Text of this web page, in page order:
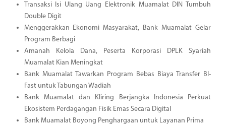
Transaksi Isi Ulang Uang Elektronik Muamalat DIN Tumbuh
Double Digit
Menggerakkan Ekonomi Masyarakat, Bank Muamalat Gelar
Program Berbagi
Amanah Kelola Dana, Peserta Korporasi DPLK Syariah
Muamalat Kian Meningkat
Bank Muamalat Tawarkan Program Bebas Biaya Transfer BI-
Fast untuk Tabungan Wadiah
Bank Muamalat dan Kliring Berjangka Indonesia Perkuat
Ekosistem Perdagangan Fisik Emas Secara Digital
Bank Muamalat Boyong Penghargaan untuk Layanan Prima